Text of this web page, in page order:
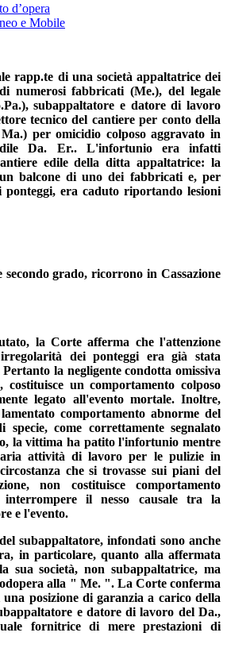
d’opera
e Mobile
rapp.te di una società appaltatrice dei
numerosi fabbricati (Me.), del legale
subappaltatore e datore di lavoro
tecnico del cantiere per conto della
per omicidio colposo aggravato in
Da. Er.. L'infortunio era infatti
edile della ditta appaltatrice: la
balcone di uno dei fabbricati e, per
ponteggi, era caduto riportando lesioni
grado, ricorrono in Cassazione
la Corte afferma che l'attenzione
dei ponteggi era già stata
la negligente condotta omissiva
un comportamento colposo
legato all'evento mortale. Inoltre,
comportamento abnorme del
specie, come correttamente segnalato
la vittima ha patito l'infortunio mentre
attività di lavoro per le pulizie in
che si trovasse sui piani del
non costituisce comportamento
il nesso causale tra la
e l'evento.
subappaltatore, infondati sono anche
in particolare, quanto alla affermata
sua società, non subappaltatrice, ma
alla " Me. ". La Corte conferma
una posizione di garanzia a carico della
e datore di lavoro del Da.,
fornitrice di mere prestazioni di